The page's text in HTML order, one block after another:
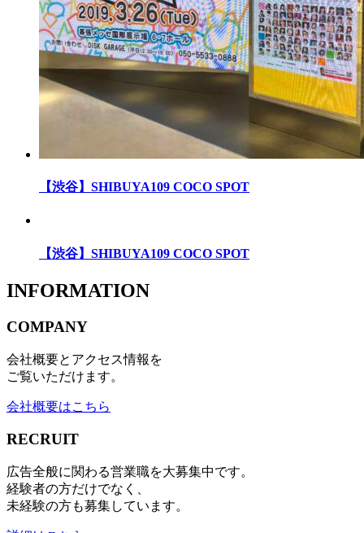
【渋谷】SHIBUYA109 COCO SPOT
【渋谷】SHIBUYA109 COCO SPOT
INFORMATION
COMPANY
会社概要とアクセス情報を
ご覧いただけます。
会社概要はこちら
RECRUIT
広告全般に関わる営業職を大募集中です。
経験者の方だけでなく、
未経験の方も募集しています。